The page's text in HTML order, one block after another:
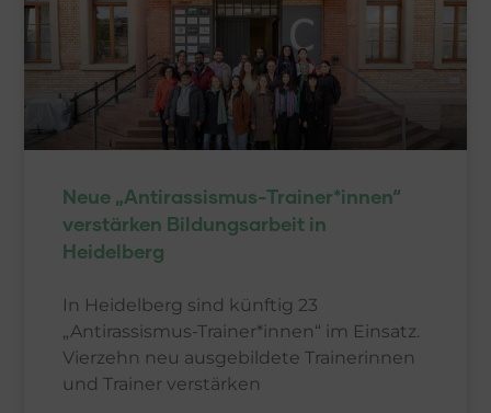
Neue „Antirassismus-Trainer*innen“
verstärken Bildungsarbeit in
Heidelberg
In Heidelberg sind künftig 23
„Antirassismus-Trainer*innen“ im Einsatz.
Vierzehn neu ausgebildete Trainerinnen
und Trainer verstärken